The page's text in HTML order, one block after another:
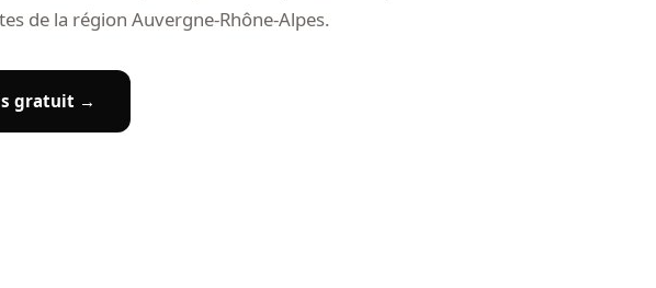
de la région Auvergne-Rhône-Alpes.
gratuit →